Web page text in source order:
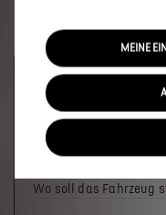
Welches Fahrzeug
Wo soll das Fahrzeug
MEINE